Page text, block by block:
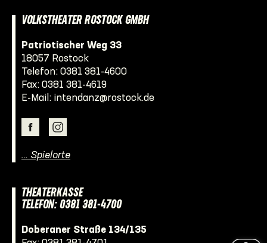
VOLKSTHEATER ROSTOCK GMBH
Patriotischer Weg 33
18057 Rostock
Telefon: 0381 381-4600
Fax: 0381 381-4619
E-Mail: intendanz@rostock.de
… Spielorte
THEATERKASSE
TELEFON: 0381 381-4700
Doberaner Straße 134/135